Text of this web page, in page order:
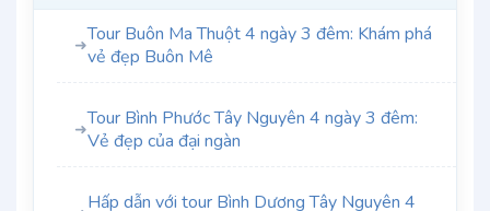
➜Tour Buôn Ma Thuột 4 ngày 3 đêm: Khám phá
vẻ đẹp Buôn Mê
➜Tour Bình Phước Tây Nguyên 4 ngày 3 đêm:
Vẻ đẹp của đại ngàn
Hấp dẫn với tour Bình Dương Tây Nguyên 4